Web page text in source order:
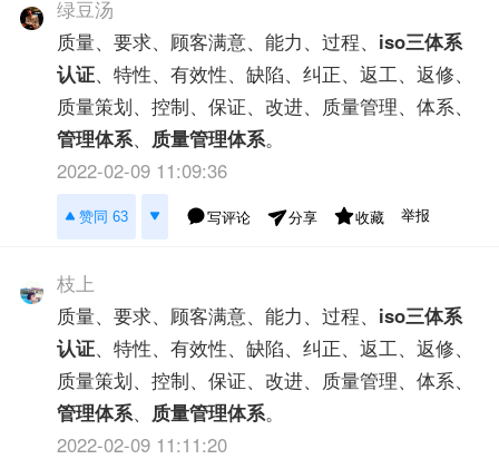
绿豆汤
质量、要求、顾客满意、能力、过程、 iso三体系
认证、特性、有效性、缺陷、纠正、返工、返修、
质量策划、控制、保证、改进、质量管理、体系、
管理体系、 质量管理体系。
2022-02-09 11:09:36
赞同 63 写评论 分享 收藏 举报
枝上
质量、要求、顾客满意、能力、过程、 iso三体系
认证、特性、有效性、缺陷、纠正、返工、返修、
质量策划、控制、保证、改进、质量管理、体系、
管理体系、 质量管理体系。
2022-02-09 11:11:20